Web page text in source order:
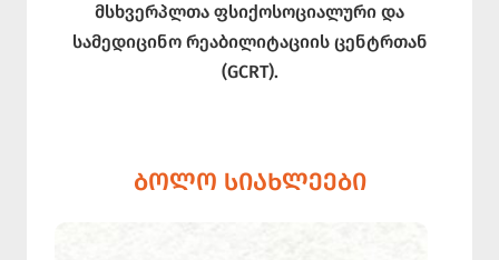
მსხვერპლთა ფსიქოსოციალური და
სამედიცინო რეაბილიტაციის ცენტრთან
(GCRT).
ᲑᲝᲚᲝ ᲡᲘᲐᲮᲚᲔᲔᲑᲘ